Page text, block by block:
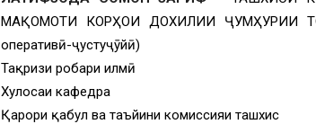
МАҚОМОТИ КОРҲОИ ДОХИЛИИ ҶУМҲУРИИ
оперативӣ-ҷустуҷӯйӣ)
Тақризи роҳбари илмӣ
Хулосаи кафедра
Қарори қабул ва таъйини комиссияи ташхис